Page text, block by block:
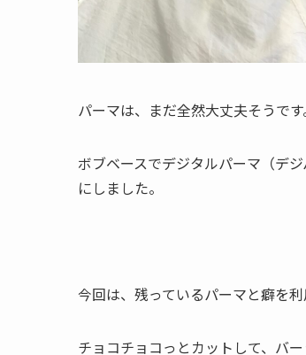
パーマは、まだ全然大丈夫そうです
ボブベースでデジタルパーマ（デ
にしました。
今回は、残っているパーマと癖を
チョコチョコっとカットして、バ